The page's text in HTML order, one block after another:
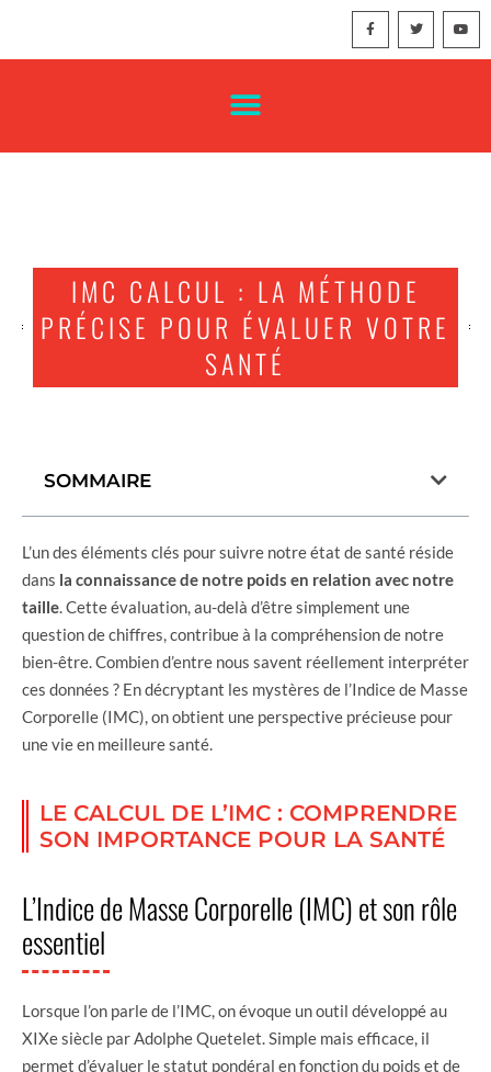
IMC CALCUL : LA MÉTHODE
PRÉCISE POUR ÉVALUER VOTRE
SANTÉ
SOMMAIRE
L’un des éléments clés pour suivre notre état de santé réside
dans la connaissance de notre poids en relation avec notre
taille . Cette évaluation, au-delà d’être simplement une
question de chiffres, contribue à la compréhension de notre
bien-être. Combien d’entre nous savent réellement interpréter
ces données ? En décryptant les mystères de l’Indice de Masse
Corporelle (IMC), on obtient une perspective précieuse pour
une vie en meilleure santé.
LE CALCUL DE L’IMC : COMPRENDRE
SON IMPORTANCE POUR LA SANTÉ
L’Indice de Masse Corporelle (IMC) et son rôle
essentiel
Lorsque l’on parle de l’IMC, on évoque un outil développé au
XIXe siècle par Adolphe Quetelet. Simple mais efficace, il
permet d’évaluer le statut pondéral en fonction du poids et de